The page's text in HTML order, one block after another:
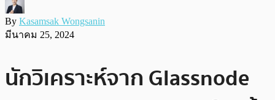
By Kasamsak Wongsanin
มีนาคม 25, 2024
นักวิเคราะห์จาก Glassnode